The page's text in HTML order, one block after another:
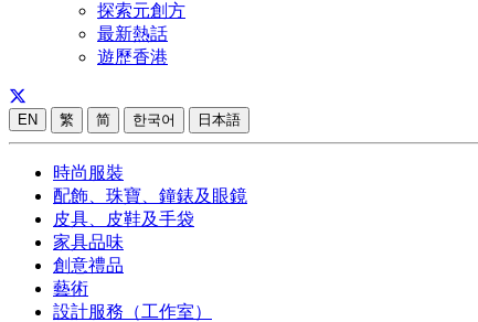
探索元創方
最新熱話
遊歷香港
EN 繁 简 한국어 日本語
時尚服裝
配飾、珠寶、鐘錶及眼鏡
皮具、皮鞋及手袋
家具品味
創意禮品
藝術
設計服務（工作室）